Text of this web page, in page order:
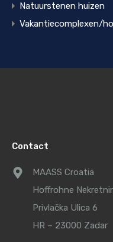
Natuurstenen huizen
Vakantiecomplexen/
Contact
MAASS Croatia
Hoffrohne
Privlačka Ulica 6
HR – 23000 Zadar